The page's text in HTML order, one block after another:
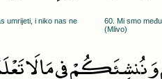
umrijeti, i niko nas ne
60. Mi smo
(Mlivo)
فِى مَا لَا